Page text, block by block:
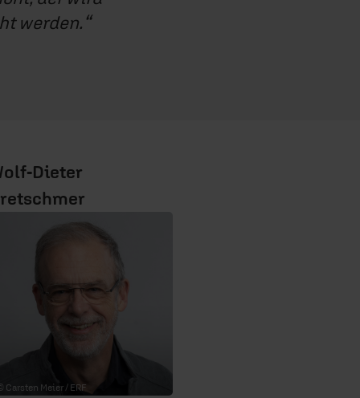
werden.
Dieter
Carsten Meier / ERF